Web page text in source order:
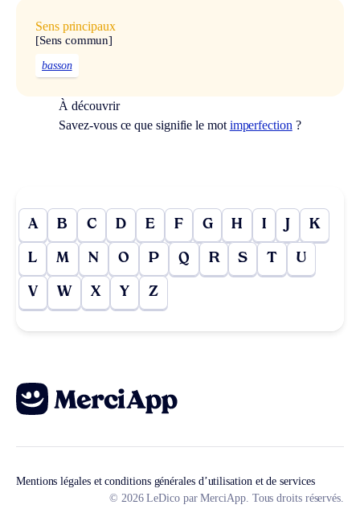
Sens principaux
[Sens commun]
basson
À découvrir
Savez-vous ce que signifie le mot imperfection ?
A B C D E F G H I J K
L M N O P Q R S T U
V W X Y Z
Mentions légales et conditions générales d’utilisation et de services
© 2026 LeDico par MerciApp. Tous droits réservés.